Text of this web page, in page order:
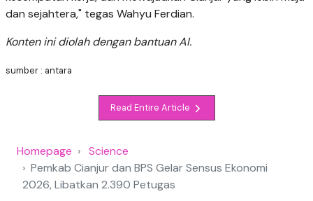
dan sejahtera," tegas Wahyu Ferdian.
Konten ini diolah dengan bantuan AI.
sumber : antara
Read Entire Article
Homepage
Science
Pemkab Cianjur dan BPS Gelar Sensus Ekonomi
2026, Libatkan 2.390 Petugas